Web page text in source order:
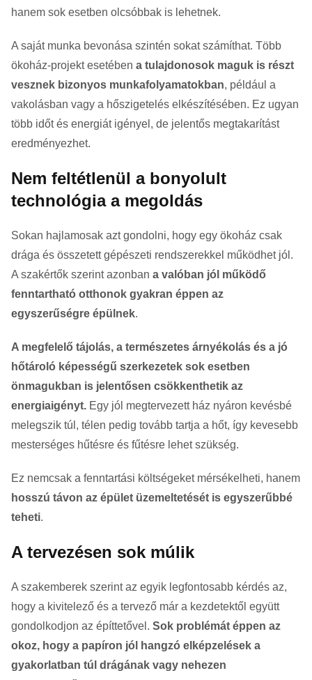
hanem sok esetben olcsóbbak is lehetnek.
A saját munka bevonása szintén sokat számíthat. Több
ökoház-projekt esetében a tulajdonosok maguk is részt
vesznek bizonyos munkafolyamatokban, például a
vakolásban vagy a hőszigetelés elkészítésében. Ez ugyan
több időt és energiát igényel, de jelentős megtakarítást
eredményezhet.
Nem feltétlenül a bonyolult
technológia a megoldás
Sokan hajlamosak azt gondolni, hogy egy ökoház csak
drága és összetett gépészeti rendszerekkel működhet jól.
A szakértők szerint azonban a valóban jól működő
fenntartható otthonok gyakran éppen az
egyszerűségre épülnek.
A megfelelő tájolás, a természetes árnyékolás és a jó
hőtároló képességű szerkezetek sok esetben
önmagukban is jelentősen csökkenthetik az
energiaigényt. Egy jól megtervezett ház nyáron kevésbé
melegszik túl, télen pedig tovább tartja a hőt, így kevesebb
mesterséges hűtésre és fűtésre lehet szükség.
Ez nemcsak a fenntartási költségeket mérsékelheti, hanem
hosszú távon az épület üzemeltetését is egyszerűbbé
teheti.
A tervezésen sok múlik
A szakemberek szerint az egyik legfontosabb kérdés az,
hogy a kivitelező és a tervező már a kezdetektől együtt
gondolkodjon az építtetővel. Sok problémát éppen az
okoz, hogy a papíron jól hangzó elképzelések a
gyakorlatban túl drágának vagy nehezen